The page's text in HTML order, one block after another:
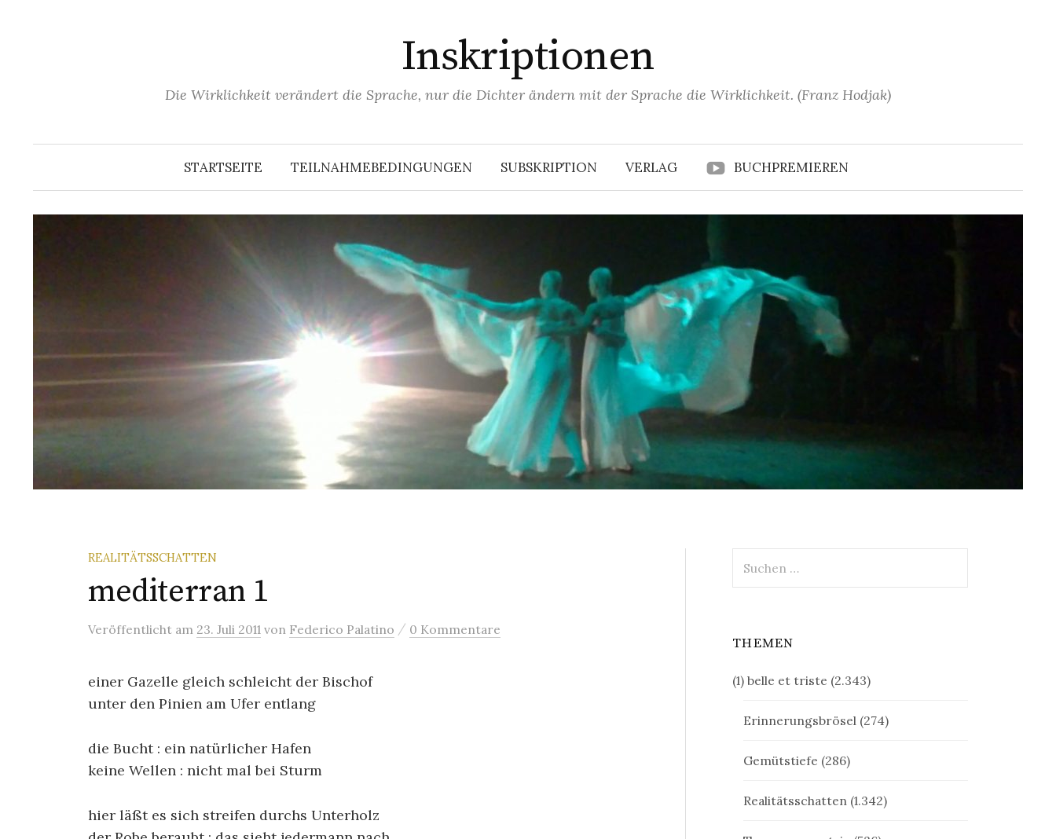
Inskriptionen
Die Wirklichkeit verändert die Sprache, nur die Dichter ändern mit der Sprache die Wirklichkeit. (Franz Hodjak)
STARTSEITE TEILNAHMEBEDINGUNGEN SUBSKRIPTION VERLAG BUCHPREMIEREN
REALITÄTSSCHATTEN
mediterran 1
Veröffentlicht am 23. Juli 2011 von Federico Palatino / 0 Kommentare
einer Gazelle gleich schleicht der Bischof
unter den Pinien am Ufer entlang
die Bucht : ein natürlicher Hafen
keine Wellen : nicht mal bei Sturm
hier läßt es sich streifen durchs Unterholz
nach:
THEMEN
(1) belle et triste (2.343)
Erinnerungsbrösel (274)
Gemütstiefe (286)
Realitätsschatten (1.342)